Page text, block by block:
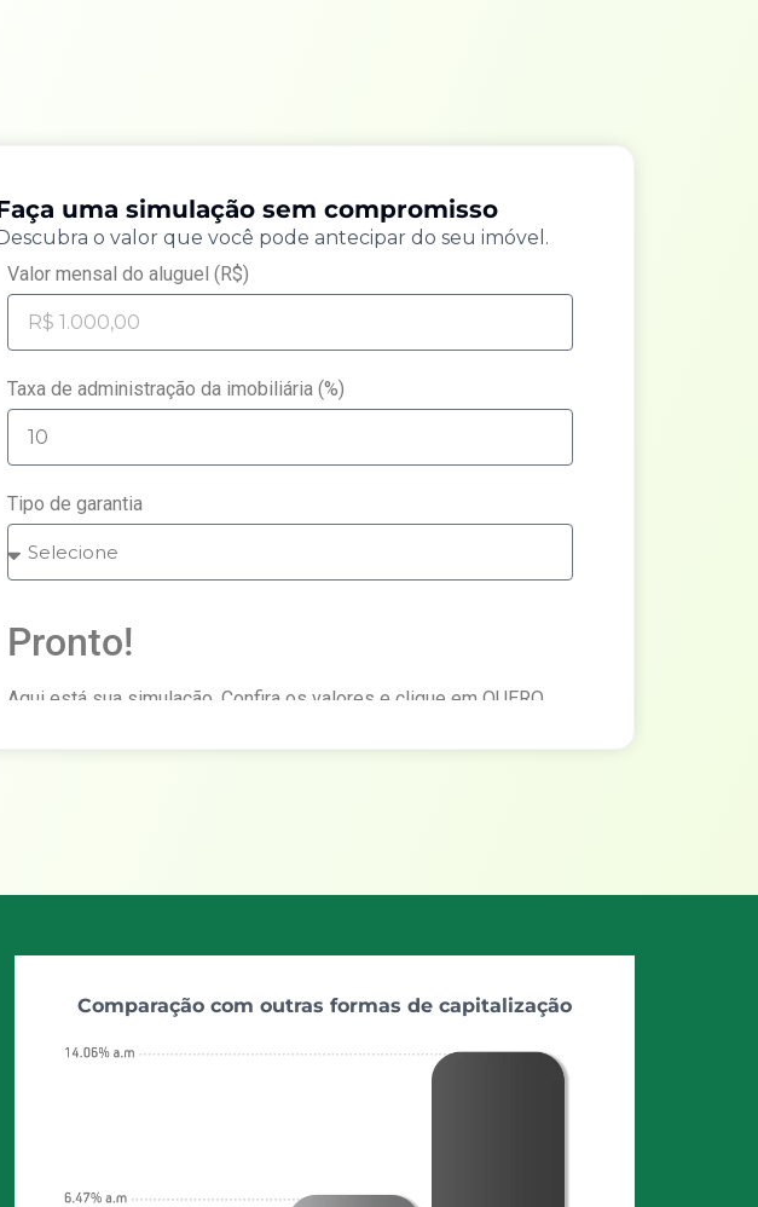
uma simulação sem compromisso
o valor que você pode antecipar do seu imóvel.
Valor mensal do aluguel (R$)
Taxa de administração da imobiliária (%)
Tipo de garantia
Pronto!
Aqui está sua simulação. Confira os valores e clique em QUERO
Comparação com outras formas de capitalização